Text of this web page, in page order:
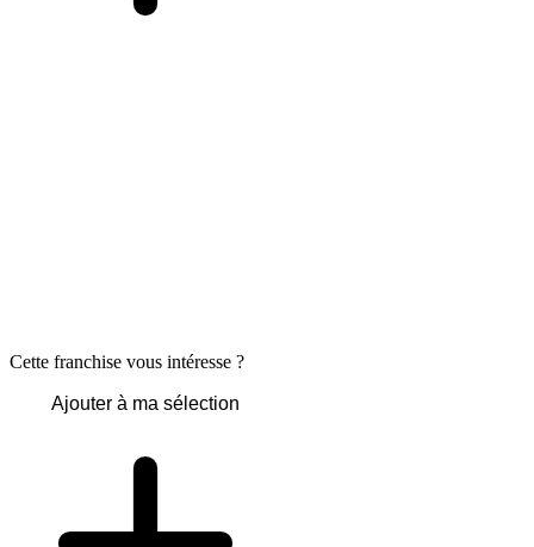
Cette franchise vous intéresse ?
Ajouter à ma sélection